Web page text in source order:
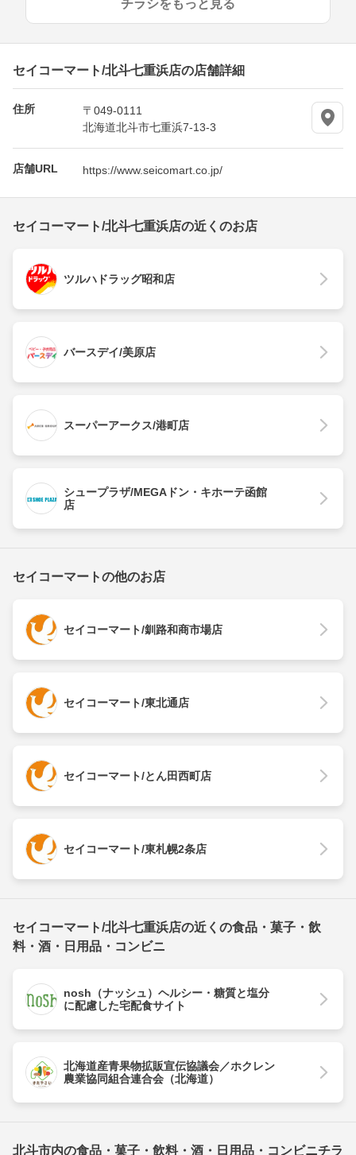
チラシをもっと見る
セイコーマート/北斗七重浜店の店舗詳細
住所
〒049-0111
北海道北斗市七重浜7-13-3
店舗URL https://www.seicomart.co.jp/
セイコーマート/北斗七重浜店の近くのお店
ツルハドラッグ昭和店
バースデイ/美原店
スーパーアークス/港町店
シュープラザ/MEGAドン・キホーテ函館
店
セイコーマートの他のお店
セイコーマート/釧路和商市場店
セイコーマート/東北通店
セイコーマート/とん田西町店
セイコーマート/東札幌2条店
セイコーマート/北斗七重浜店の近くの食品・菓子・飲
料・酒・日用品・コンビニ
nosh（ナッシュ）ヘルシー・糖質と塩分
に配慮した宅配食サイト
北海道産青果物拡販宣伝協議会／ホクレン
農業協同組合連合会（北海道）
北斗市内の食品・菓子・飲料・酒・日用品・コンビニチラ